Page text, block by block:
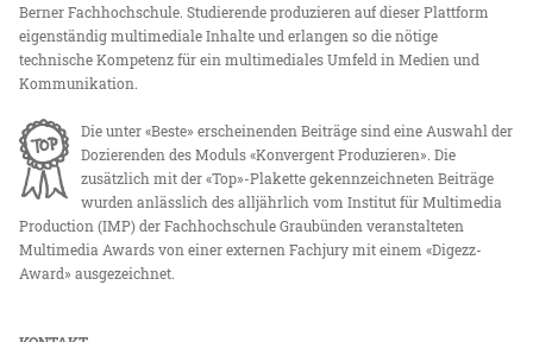
Berner Fachhochschule. Studierende produzieren auf dieser Plattform
eigenständig multimediale Inhalte und erlangen so die nötige
technische Kompetenz für ein multimediales Umfeld in Medien und
Kommunikation.
Die unter «Beste» erscheinenden Beiträge sind eine Auswahl der
Dozierenden des Moduls «Konvergent Produzieren». Die
zusätzlich mit der «Top»-Plakette gekennzeichneten Beiträge
wurden anlässlich des alljährlich vom Institut für Multimedia
Production (IMP) der Fachhochschule Graubünden veranstalteten
Multimedia Awards von einer externen Fachjury mit einem «Digezz-
Award» ausgezeichnet.